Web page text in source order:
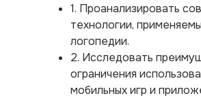
1. Проанализировать
технологии,
логопедии.
2. Исследовать
ограничения
мобильных игр и